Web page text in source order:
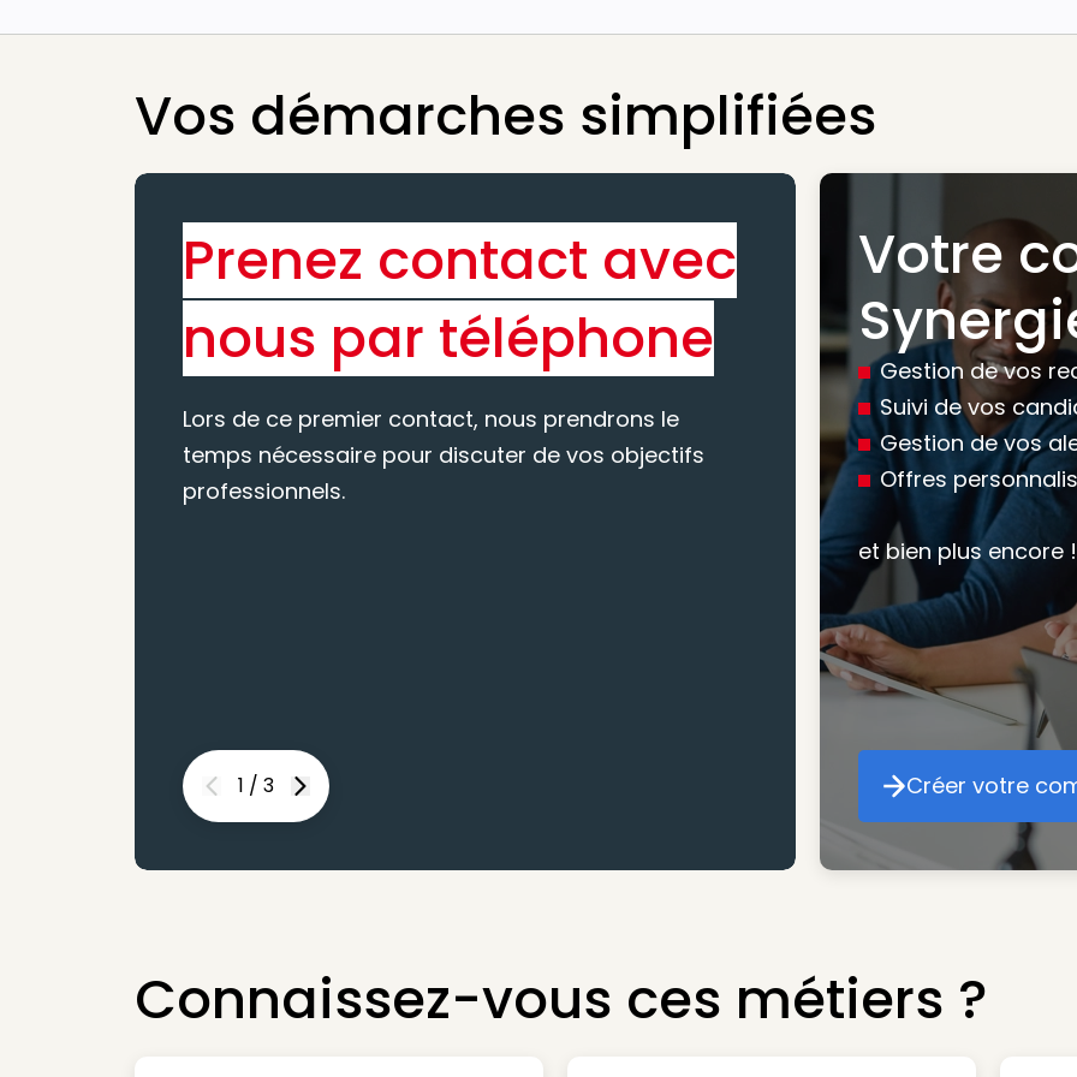
Vos démarches simplifiées
Prenez contact avec
nous par téléphone
Lors de ce premier contact, nous prendrons le
temps nécessaire pour discuter de vos objectifs
professionnels.
Nous vous
votre recherche,
mesure pour
atteindre vos
1 / 3
Next
Votre
Gestion de vos
Suivi de vos
Gestion de vos
Offres
et bien plus encore !
Créer votre
Connaissez-vous ces métiers ?